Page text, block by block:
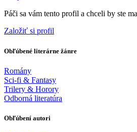
Páči sa vám tento profil a chceli by ste
Založiť si profil
Obľúbené literárne žánre
Romány
Sci-fi & Fantasy
Trilery & Horory
Odborná literatúra
Obľúbení autori